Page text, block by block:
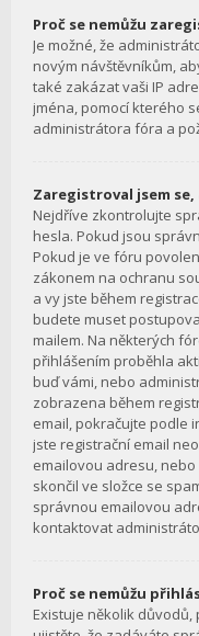
Proč se nemůžu
Je možné, že
novým návštěvníkům,
také zakázat vaši IP
jména, pomocí kterého
administrátora fóra a
Zaregistroval jsem
Nejdříve zkontrolujte
hesla. Pokud jsou
Pokud je ve fóru
zákonem na ochranu
a vy jste během
budete muset
mailem. Na některých
přihlášením proběhla
buď vámi, nebo
zobrazena během
email, pokračujte podle
jste registrační email
emailovou adresu,
skončil ve složce se
správnou emailovou
kontaktovat
Proč se nemůžu
Existuje několik důvodů,